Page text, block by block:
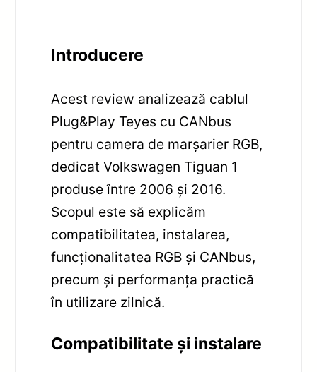
Introducere
Acest review analizează cablul
Plug&Play Teyes cu CANbus
pentru camera de marșarier RGB,
dedicat Volkswagen Tiguan 1
produse între 2006 și 2016.
Scopul este să explicăm
compatibilitatea, instalarea,
funcționalitatea RGB și CANbus,
precum și performanța practică
în utilizare zilnică.
Compatibilitate și instalare